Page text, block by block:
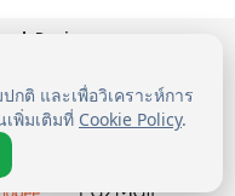
กติ และเพื่อวิเคราะห์การ
พิ่มเติมที่ Cookie Policy.
Design